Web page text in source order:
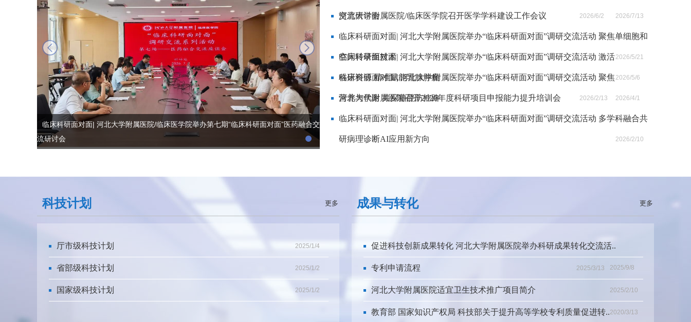
next
临床科研面对面| 河北大学附属医院/临床医学院举办第七期“临床科研面对面”医药融合交
流研讨会
交流研讨会 2026/7/13
河北大学附属医院/临床医学院召开医学学科建设工作会议 2026/6/2
临床科研面对面| 河北大学附属医院举办“临床科研面对面”调研交流活动 聚焦单细胞和
空间转录组技术 2026/5/21
临床科研面对面| 河北大学附属医院举办“临床科研面对面”调研交流活动 激活
科研资源 精准赋能乳腺肿瘤 2026/5/6
临床科研面对面| 河北大学附属医院举办“临床科研面对面”调研交流活动 聚焦
营养与代谢 共探糖胖防控路 2026/4/1
河北大学附属医院召开2026年度科研项目申报能力提升培训会 2026/2/13
临床科研面对面| 河北大学附属医院举办“临床科研面对面”调研交流活动 多学科融合共
研病理诊断AI应用新方向 2026/2/10
科技计划 更多
厅市级科技计划 2025/1/4
省部级科技计划 2025/1/2
国家级科技计划 2025/1/2
成果与转化 更多
促进科技创新成果转化 河北大学附属医院举办科研成果转化交流活..
2025/9/8
专利申请流程 2025/3/13
河北大学附属医院适宜卫生技术推广项目简介 2025/2/10
教育部 国家知识产权局 科技部关于提升高等学校专利质量促进转..2020/3/13